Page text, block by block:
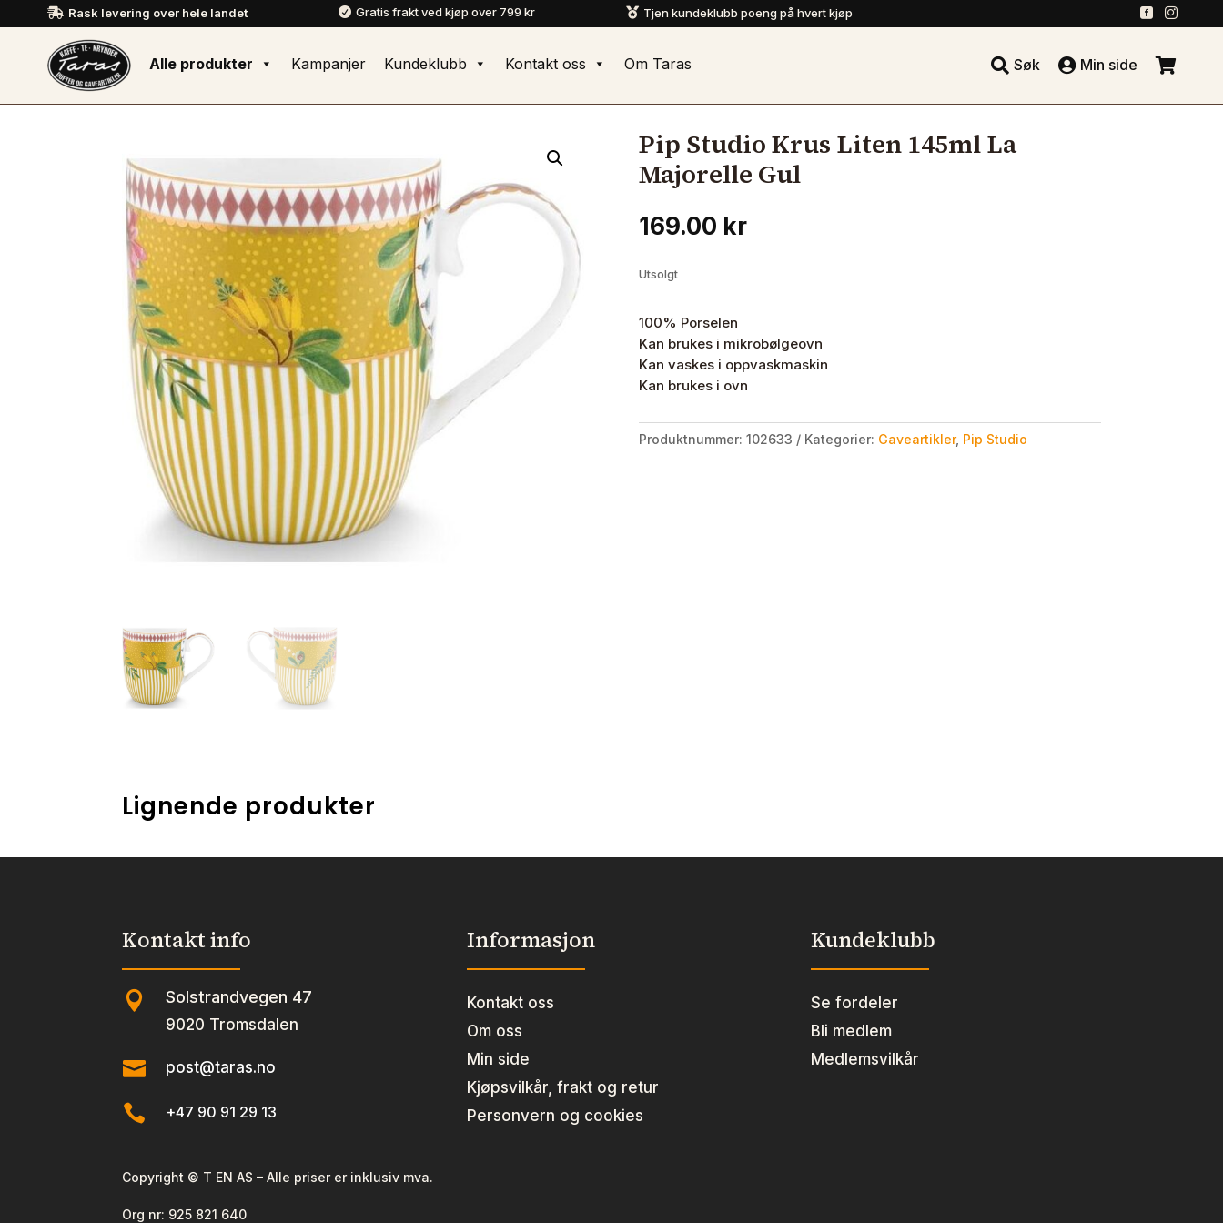
 Rask levering over hele landet  Gratis frakt ved kjøp over 799 kr  Tjen kundeklubb poeng på hvert kjøp  
Alle produkter Kampanjer Kundeklubb Kontakt oss Om Taras  Søk  Min side 
Pip Studio Krus Liten 145ml La
Majorelle Gul
169.00 kr
Utsolgt
100% Porselen
Kan brukes i mikrobølgeovn
Kan vaskes i oppvaskmaskin
Kan brukes i ovn
Produktnummer: 102633 Kategorier: Gaveartikler, Pip Studio
Lignende produkter
Kontakt info
 Solstrandvegen 47
9020 Tromsdalen
 post@taras.no
 +47 90 91 29 13
Informasjon
Kontakt oss
Om oss
Min side
Kjøpsvilkår, frakt og retur
Personvern og cookies
Kundeklubb
Se fordeler
Bli medlem
Medlemsvilkår
Copyright © T EN AS – Alle priser er inklusiv mva.
Org nr: 925 821 640